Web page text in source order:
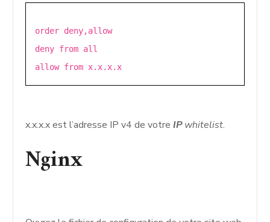
order deny,allow
deny from all
allow from x.x.x.x
x.x.x.x est l’adresse IP v4 de votreIPwhitelist.
Nginx